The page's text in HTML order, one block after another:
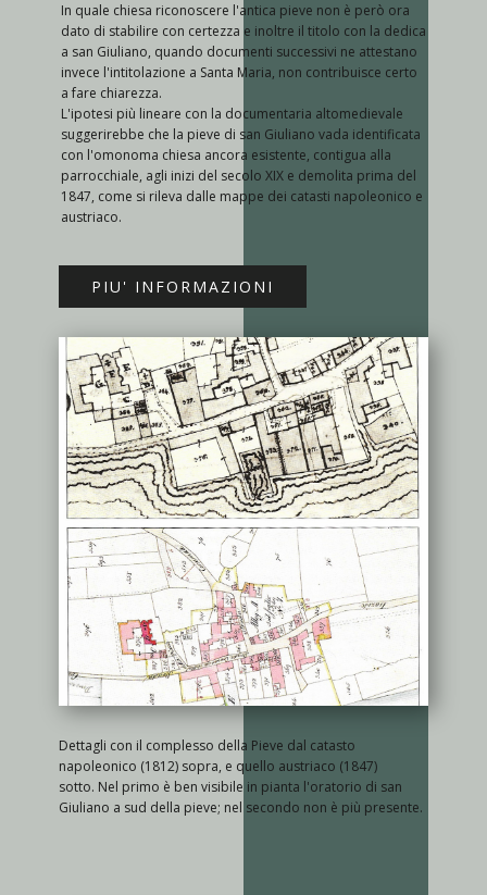
In quale chiesa riconoscere l'antica pieve non è però ora
dato di stabilire con certezza e inoltre il titolo con la dedica
a san Giuliano, quando documenti successivi ne attestano
invece l'intitolazione a Santa Maria, non contribuisce certo
a fare chiarezza.
L'ipotesi più lineare con la documentaria altomedievale
suggerirebbe che la pieve di san Giuliano vada identificata
con l'omonoma chiesa ancora esistente, contigua alla
parrocchiale, agli inizi del secolo XIX e demolita prima del
1847, come si rileva dalle mappe dei catasti napoleonico e
austriaco.
PIU' INFORMAZIONI
Dettagli con il complesso della Pieve dal catasto
napoleonico (1812) sopra, e quello austriaco (1847)
sotto. Nel primo è ben visibile in pianta l'oratorio di san
Giuliano a sud della pieve; nel secondo non è più presente.